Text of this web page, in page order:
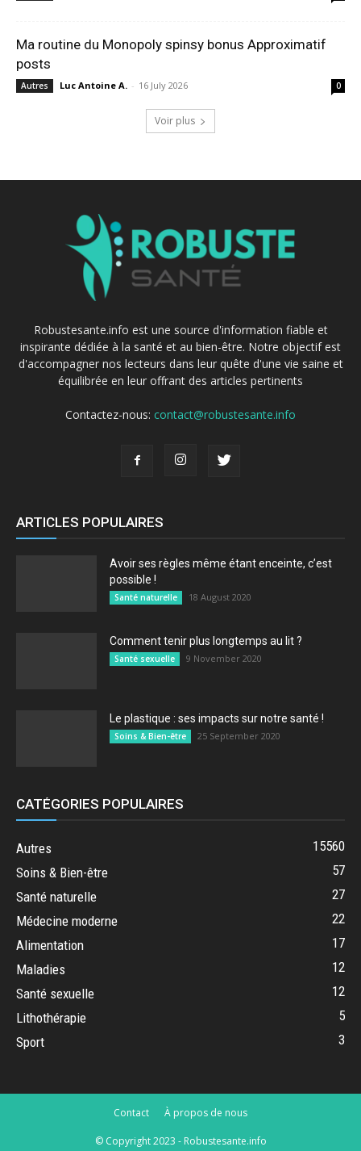
Ma routine du Monopoly spinsy bonus Approximatif
posts
Autres Luc Antoine A. - 16 July 2026 0
Voir plus
Robustesante.info est une source d'information fiable et
inspirante dédiée à la santé et au bien-être. Notre objectif est
d'accompagner nos lecteurs dans leur quête d'une vie saine et
équilibrée en leur offrant des articles pertinents
Contactez-nous: contact@robustesante.info
ARTICLES POPULAIRES
Avoir ses règles même étant enceinte, c’est
possible !
Santé naturelle 18 August 2020
Comment tenir plus longtemps au lit ?
Santé sexuelle 9 November 2020
Le plastique : ses impacts sur notre santé !
Soins & Bien-être 25 September 2020
CATÉGORIES POPULAIRES
Autres
15560
Soins & Bien-être
57
Santé naturelle
27
Médecine moderne
22
Alimentation
17
Maladies
12
Santé sexuelle
12
Lithothérapie
5
Sport
3
Contact À propos de nous
© Copyright 2023 - Robustesante.info